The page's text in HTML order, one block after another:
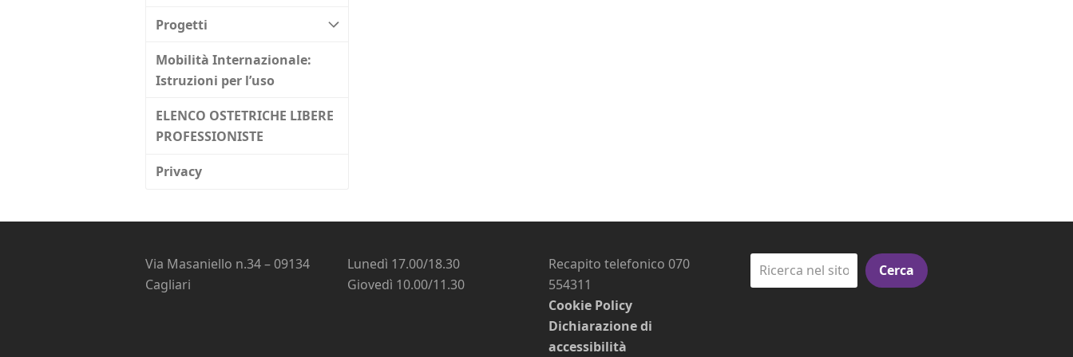
Progetti
Mobilità Internazionale:
Istruzioni per l’uso
ELENCO OSTETRICHE LIBERE
PROFESSIONISTE
Privacy
Via Masaniello n.34 – 09134
Cagliari
Lunedì 17.00/18.30
Giovedì 10.00/11.30
Recapito telefonico 070
554311
Cookie Policy
Dichiarazione di
accessibilità
Cerca